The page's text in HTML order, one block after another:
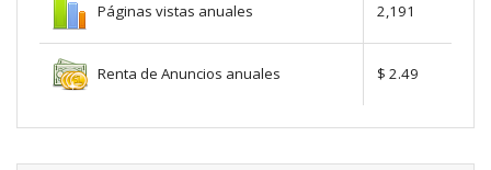
Páginas vistas anuales 2,191
Renta de Anuncios anuales $ 2.49